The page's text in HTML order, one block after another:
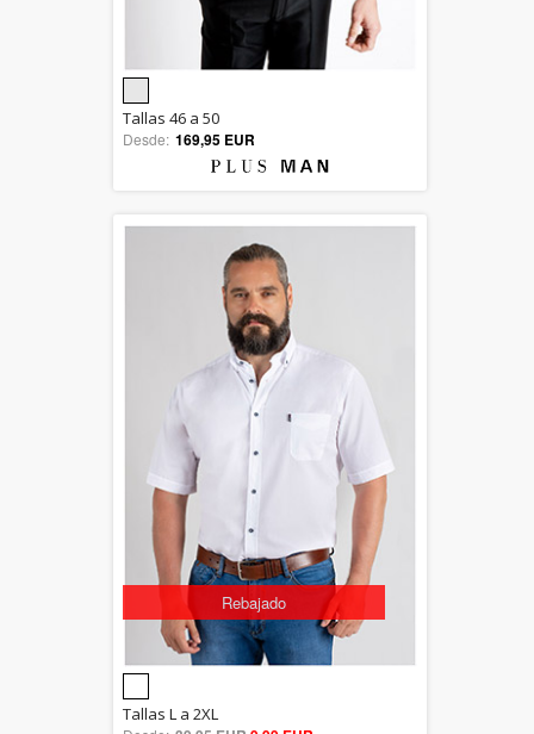
out of 5
Tallas 46 a 50
Desde: 169,95 EUR
Rebajado
Tallas L a 2XL